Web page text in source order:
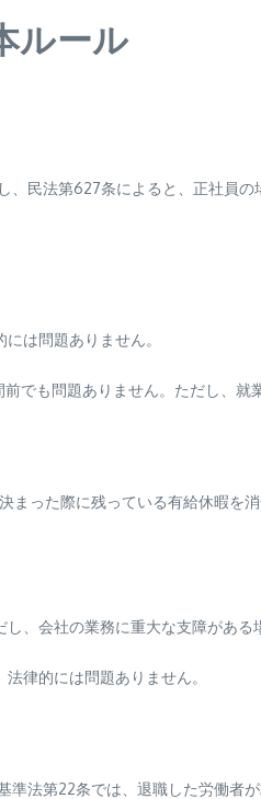
ルール
、民法第627条によると、正社員の
は問題ありません。
でも問題ありません。ただし、就
った際に残っている有給休暇を消
会社の業務に重大な支障がある
律的には問題ありません。
法第22条では、退職した労働者